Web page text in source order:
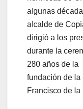
algunas
alcalde de
dirigió a los
durante la
280 años de la
fundación de la
Francisco de la